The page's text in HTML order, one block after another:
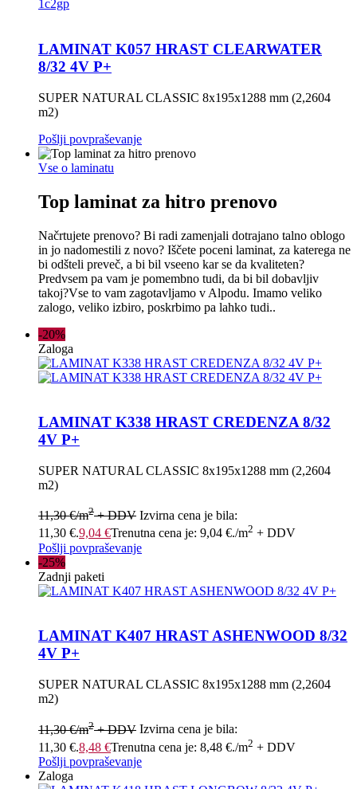
LAMINAT K057 HRAST CLEARWATER
8/32 4V P+
SUPER NATURAL CLASSIC 8x195x1288 mm (2,2604
m2)
Pošlji povpraševanje
Vse o laminatu
Top laminat za hitro prenovo
Načrtujete prenovo? Bi radi zamenjali dotrajano talno oblogo
in jo nadomestili z novo? Iščete poceni laminat, za katerega ne
bi odšteli preveč, a bi bil vseeno kar se da kvaliteten?
Predvsem pa vam je pomembno tudi, da bi bil dobavljiv
takoj?Vse to vam zagotavljamo v Alpodu. Imamo veliko
zalogo, veliko izbiro, poskrbimo pa lahko tudi..
-20%
Zaloga
LAMINAT K338 HRAST CREDENZA 8/32
4V P+
SUPER NATURAL CLASSIC 8x195x1288 mm (2,2604
m2)
11,30€/m2+ DDV Izvirna cena je bila:
11,30 €.9,04 €Trenutna cena je: 9,04 €./m2 + DDV
Pošlji povpraševanje
-25%
Zadnji paketi
LAMINAT K407 HRAST ASHENWOOD 8/32
4V P+
SUPER NATURAL CLASSIC 8x195x1288 mm (2,2604
m2)
11,30€/m2+ DDV Izvirna cena je bila:
11,30 €.8,48 €Trenutna cena je: 8,48 €./m2 + DDV
Pošlji povpraševanje
Zaloga